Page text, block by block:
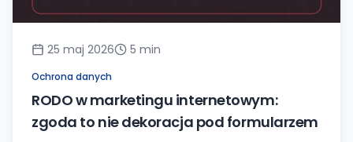
25 maj 2026 5 min
Ochrona danych
RODO w marketingu internetowym:
zgoda to nie dekoracja pod formularzem